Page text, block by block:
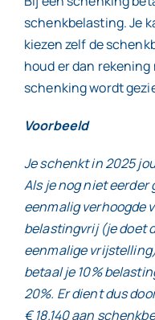
schenkbelasting. Je
kiezen zelf de
houd er dan rekening
schenking wordt
Voorbeeld
Je schenkt in 2025
Als je nog niet
eenmalig verhoogde
belastingvrij (je doet
eenmalige
betaal je 10%
20%. Er dient dus
€ 18.140 aan